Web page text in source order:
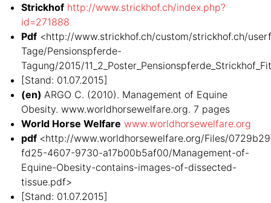
Strickhof http://www.strickhof.ch/index.php?
id=271888
Pdf <http://www.strickhof.ch/custom/strickhof.ch/
Tage/Pensionspferde-
Tagung/2015/
[Stand: 01.07.2015]
(en) ARGO C. (2010). Management of Equine
Obesity. www.worldhorsewelfare.org. 7 pages
World Horse Welfare www.worldhorsewelfare.org
pdf <http://www.worldhorsewelfare.org/Files/
fd25-4607-9730-a17b00b5af00/Management-of-
Equine-Obesity-contains-images-of-dissected-
tissue.pdf>
[Stand: 01.07.2015]